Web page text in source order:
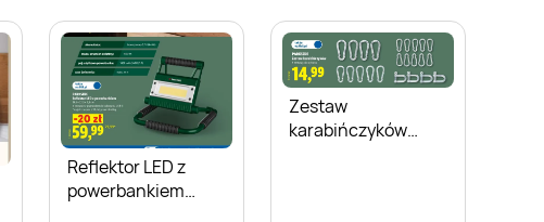
Reflektor LED z
powerbankiem
Zestaw
karabińczyków